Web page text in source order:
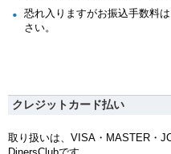
恐れ入りますがお振込手数料
さい。
クレジットカード払い
取り扱いは、VISA・MASTER・